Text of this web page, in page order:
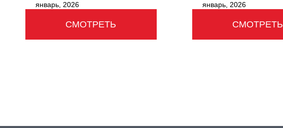
январь, 2026
СМОТРЕТЬ
январь, 2026
СМОТРЕТЬ